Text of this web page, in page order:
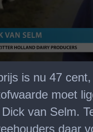
is nu 47
moet
van Selm.
daar